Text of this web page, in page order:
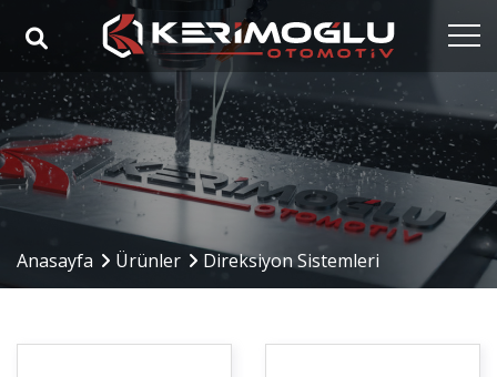
Anasayfa
Kurumsal
Yetkinlikler
Sektörler
Referanslar
Anasayfa Ürünler Direksiyon Sistemleri